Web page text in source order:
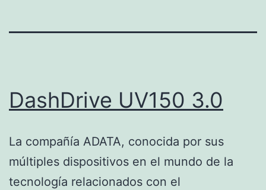
DashDrive UV150 3.0
La compañía ADATA, conocida por sus
múltiples dispositivos en el mundo de la
tecnología relacionados con el